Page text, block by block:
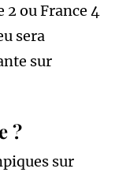
ou France 4
sera
sur
?
sur